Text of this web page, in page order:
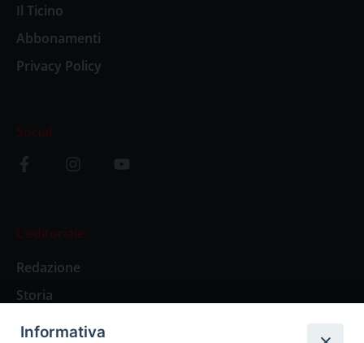
Il Ticino
Abbonamenti
Privacy Policy
Social
L’editoriale
Redazione
Storia
Informativa